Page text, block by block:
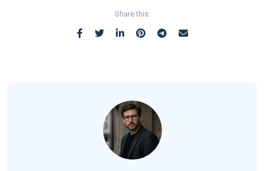
Share this: